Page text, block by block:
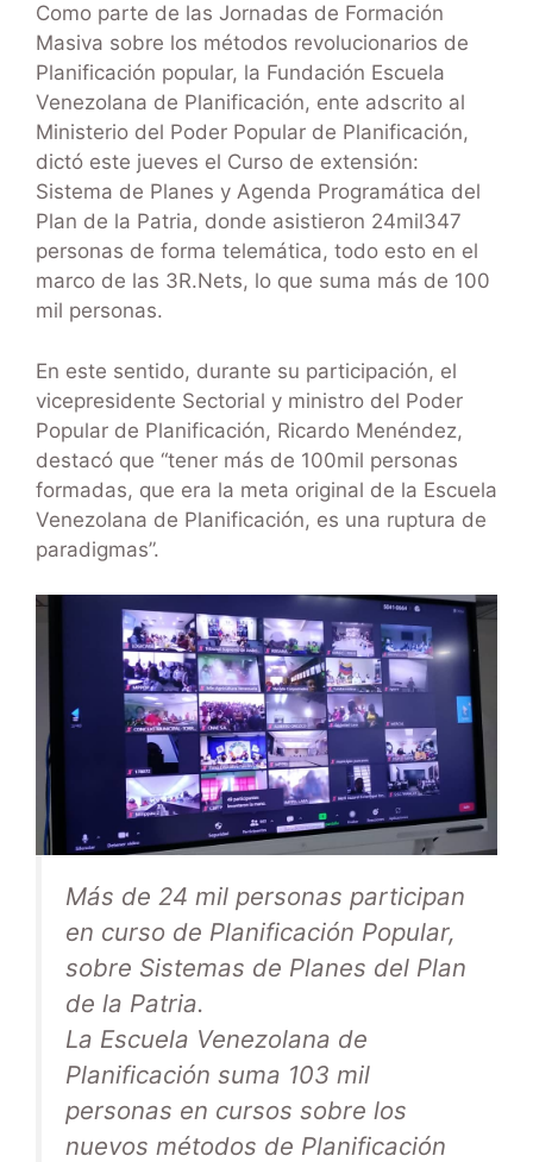
Como parte de las Jornadas de Formación
Masiva sobre los métodos revolucionarios de
Planificación popular, la Fundación Escuela
Venezolana de Planificación, ente adscrito al
Ministerio del Poder Popular de Planificación,
dictó este jueves el Curso de extensión:
Sistema de Planes y Agenda Programática del
Plan de la Patria, donde asistieron 24mil347
personas de forma telemática, todo esto en el
marco de las 3R.Nets, lo que suma más de 100
mil personas.
En este sentido, durante su participación, el
vicepresidente Sectorial y ministro del Poder
Popular de Planificación, Ricardo Menéndez,
destacó que “tener más de 100mil personas
formadas, que era la meta original de la Escuela
Venezolana de Planificación, es una ruptura de
paradigmas”.
Más de 24 mil personas participan
en curso de Planificación Popular,
sobre Sistemas de Planes del Plan
de la Patria.
La Escuela Venezolana de
Planificación suma 103 mil
personas en cursos sobre los
nuevos métodos de Planificación